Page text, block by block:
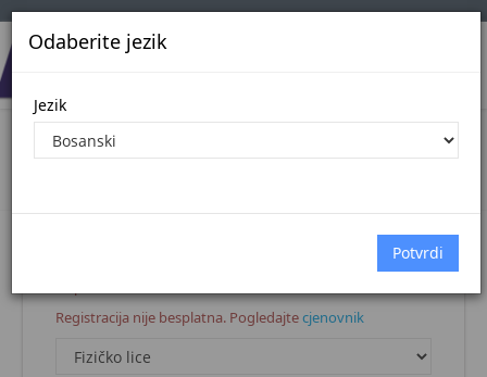
Odaberite jezik
Jezik
Registracija korisnika
Registracija nije besplatna. Pogledajtecjenovnik